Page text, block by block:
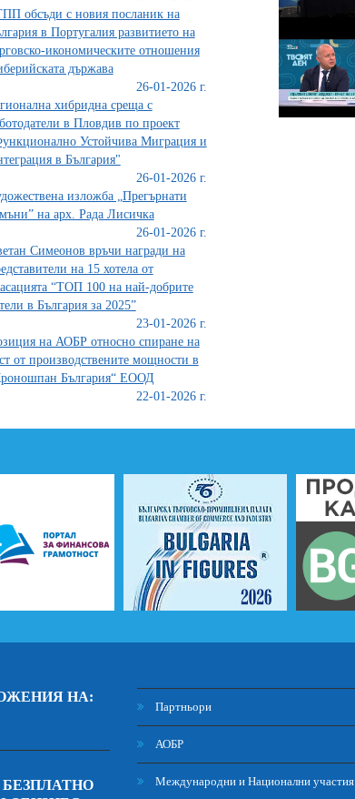
обсъди с новия посланик на
в Португалия развитието на
икономическите отношения
държава
26-01-2026 г.
хибридна среща с
в Пловдив по проект
Устойчива Миграция и
в България"
26-01-2026 г.
изложба „Прегърнати
на арх. Рада Лисичка
26-01-2026 г.
Симеонов връчи награди на
на 15 хотела от
“ТОП 100 на най-добрите
в България за 2025”
23-01-2026 г.
на АОБР относно спиране на
от производствените мощности в
България“ ЕООД
22-01-2026 г.
НА:
Партньори
АОБР
Международни и Национални участия